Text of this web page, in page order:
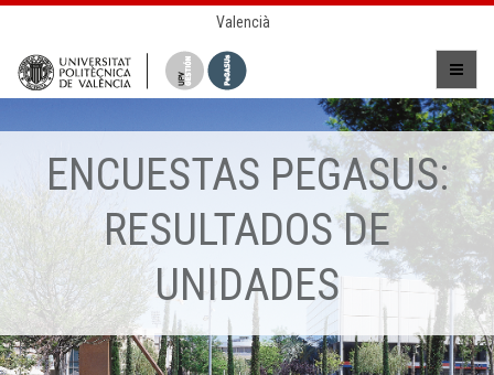
Valencià
ENCUESTAS PEGASUS:
RESULTADOS DE
UNIDADES